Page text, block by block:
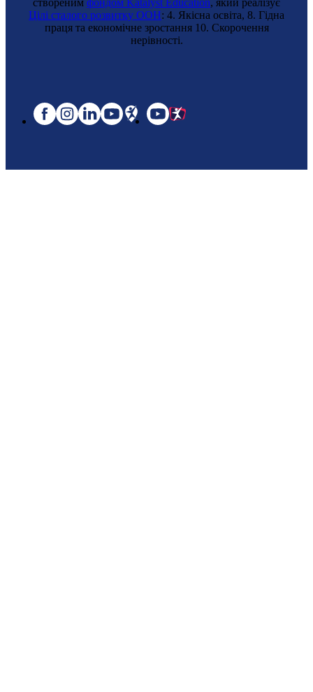
Цілі сталого розвитку ООН: 4. Якісна освіта, 8. Гідна
праця та економічне зростання 10. Cкорочення
нерівності.